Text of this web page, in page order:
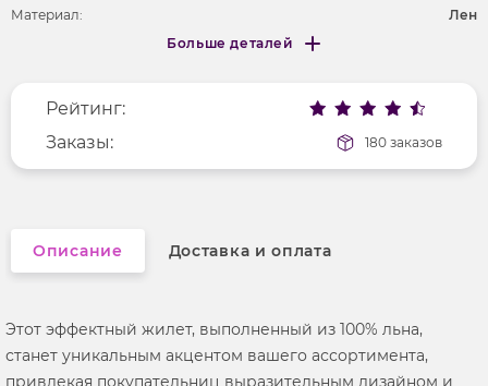
Материал:
Лен
Фактура материала
текстильный
Длина рукава
без рукавов
Вырез горловины
v-образный
Больше деталей
Меньше деталей
Рейтинг:
Заказы:
180 заказов
Описание Доставка и оплата
Этот эффектный жилет, выполненный из 100% льна,
станет уникальным акцентом вашего ассортимента,
привлекая покупательниц выразительным дизайном и